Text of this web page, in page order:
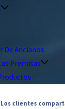
De Ancianos
Premisas
Los clientes